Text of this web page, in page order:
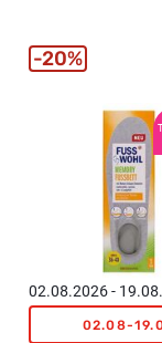
02.08.2026 -
02.08-
20%